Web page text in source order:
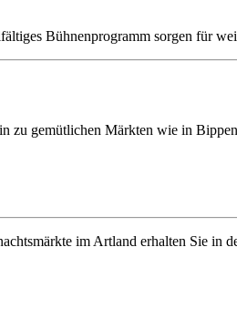
Bühnenprogramm sorgen für
zu gemütlichen Märkten wie in
im Artland erhalten Sie in